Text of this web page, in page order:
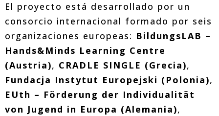
El proyecto está desarrollado por un
consorcio internacional formado por seis
organizaciones europeas: BildungsLAB –
Hands&Minds Learning Centre
(Austria), CRADLE SINGLE (Grecia),
Fundacja Instytut Europejski (Polonia),
EUth – Förderung der Individualität
von Jugend in Europa (Alemania),